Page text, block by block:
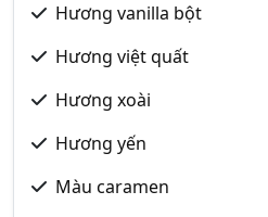
Hương vanilla bột
Hương việt quất
Hương xoài
Hương yến
Màu caramen